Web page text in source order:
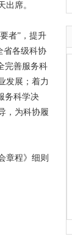
席。
者”，提升
省各级科协
完善服务科
发展；着力
务科学决
，为科协履
章程》细则